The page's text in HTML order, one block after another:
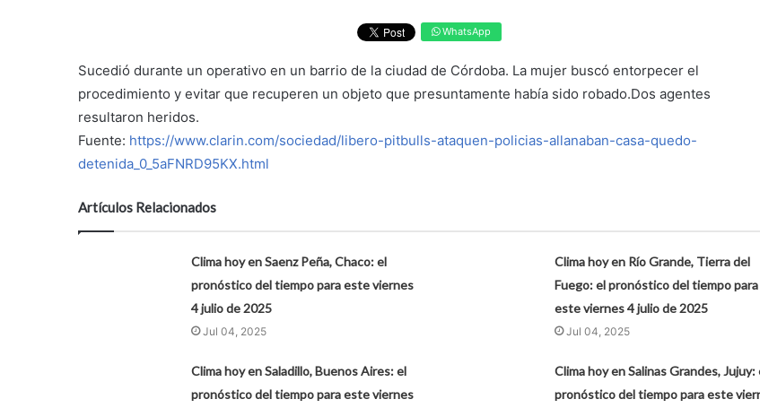
WhatsApp
Sucedió durante un operativo en un barrio de la ciudad de Córdoba. La mujer buscó entorpecer el
procedimiento y evitar que recuperen un objeto que presuntamente había sido robado.Dos agentes
resultaron heridos.
Fuente: https://www.clarin.com/sociedad/libero-pitbulls-ataquen-policias-allanaban-casa-quedo-
detenida_0_5aFNRD95KX.html
Artículos Relacionados
Clima hoy en Saenz Peña, Chaco: el
pronóstico del tiempo para este viernes
4 julio de 2025
Jul 04, 2025
Clima hoy en Río Grande, Tierra del
Fuego: el pronóstico del tiempo para
este viernes 4 julio de 2025
Jul 04, 2025
Clima hoy en Saladillo, Buenos Aires: el
pronóstico del tiempo para este viernes
Clima hoy en Salinas Grandes, Jujuy:
pronóstico del tiempo para este